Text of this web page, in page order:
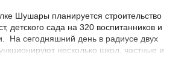
лифтов, а также на въезде и на
установят системы видеонаблюдения, а
будет работать круглосуточно.В
IP домофония, индивидуальные
сбором учета данных и
Шушары планируется строительство
детского сада на 320 воспитанников и
На сегодняшний день в радиусе двух
несколько школ, частные и
продуктовые магазины и
крупные торговые объекты, такие как ТРК